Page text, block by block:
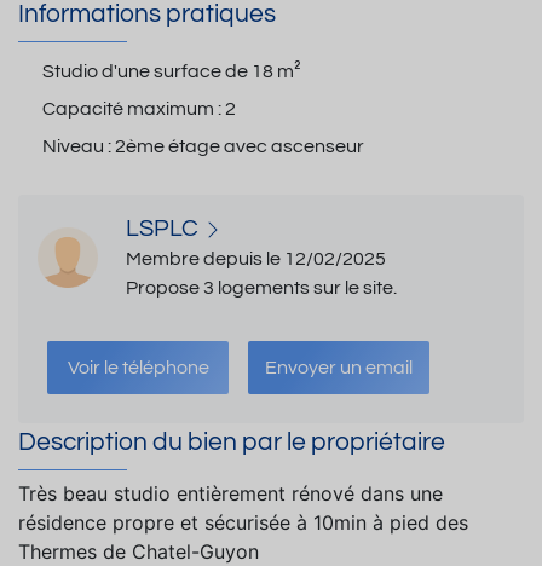
Informations pratiques
Studio d'une surface de 18 m²
Capacité maximum :2
Niveau :2ème étage avec ascenseur
LSPLC
Membre depuis le 12/02/2025
Propose 3 logements sur le site.
Voir le téléphone Envoyer un email
Description du bien par le propriétaire
Très beau studio entièrement rénové dans une
résidence propre et sécurisée à 10min à pied des
Thermes de Chatel-Guyon